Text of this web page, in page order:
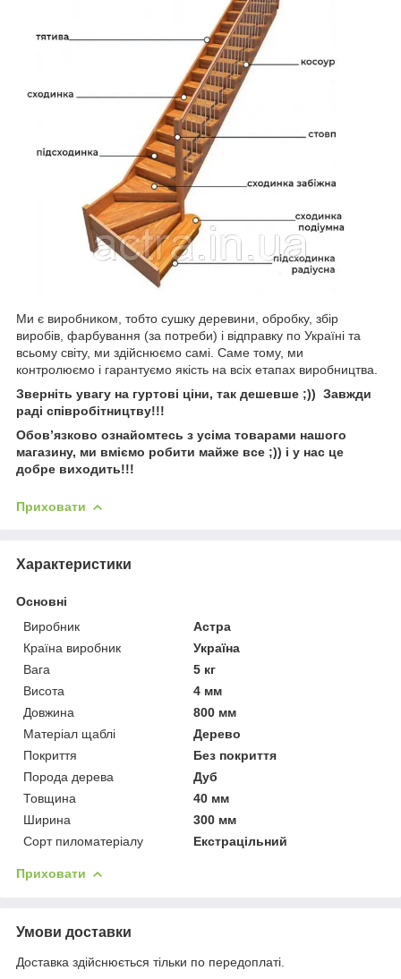
Ми є виробником, тобто сушку деревини, обробку, збір
виробів, фарбування (за потреби) і відправку по Україні та
всьому світу, ми здійснюємо самі. Саме тому, ми
контролюємо і гарантуємо якість на всіх етапах виробництва.
Зверніть увагу на гуртові ціни, так дешевше ;)) Завжди
раді співробітництву!!!
Обовʼязково ознайомтесь з усіма товарами нашого
магазину, ми вміємо робити майже все ;)) і у нас це
добре виходить!!!
Приховати
Характеристики
Основні
Виробник
Астра
Країна виробник
Україна
Вага
5 кг
Висота
4 мм
Довжина
800 мм
Матеріал щаблі
Дерево
Покриття
Без покриття
Порода дерева
Дуб
Товщина
40 мм
Ширина
300 мм
Сорт пиломатеріалу
Екстрацільний
Приховати
Умови доставки
Доставка здійснюється тільки по передоплаті.